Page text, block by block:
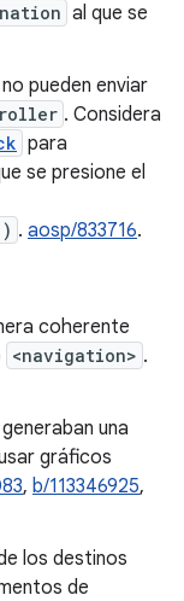
al que se
pueden enviar
. Considera
para
se presione el
. aosp/833716.
coherente
<navigation> .
una
gráficos
, b/113346925,
los destinos
de